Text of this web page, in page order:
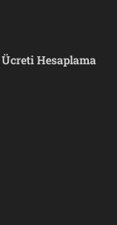
Ücreti Hesaplama